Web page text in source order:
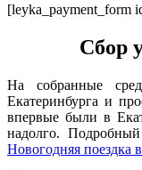
[leyka_payment_form
Сбор
На собранные
Екатеринбурга и
впервые были в
надолго.
Новогодняя поездка